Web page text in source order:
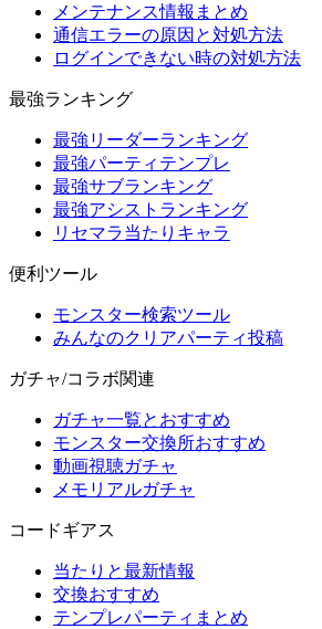
メンテナンス情報まとめ
通信エラーの原因と対処方法
ログインできない時の対処方法
最強ランキング
最強リーダーランキング
最強パーティテンプレ
最強サブランキング
最強アシストランキング
リセマラ当たりキャラ
便利ツール
モンスター検索ツール
みんなのクリアパーティ投稿
ガチャ/コラボ関連
ガチャ一覧とおすすめ
モンスター交換所おすすめ
動画視聴ガチャ
メモリアルガチャ
コードギアス
当たりと最新情報
交換おすすめ
テンプレパーティまとめ